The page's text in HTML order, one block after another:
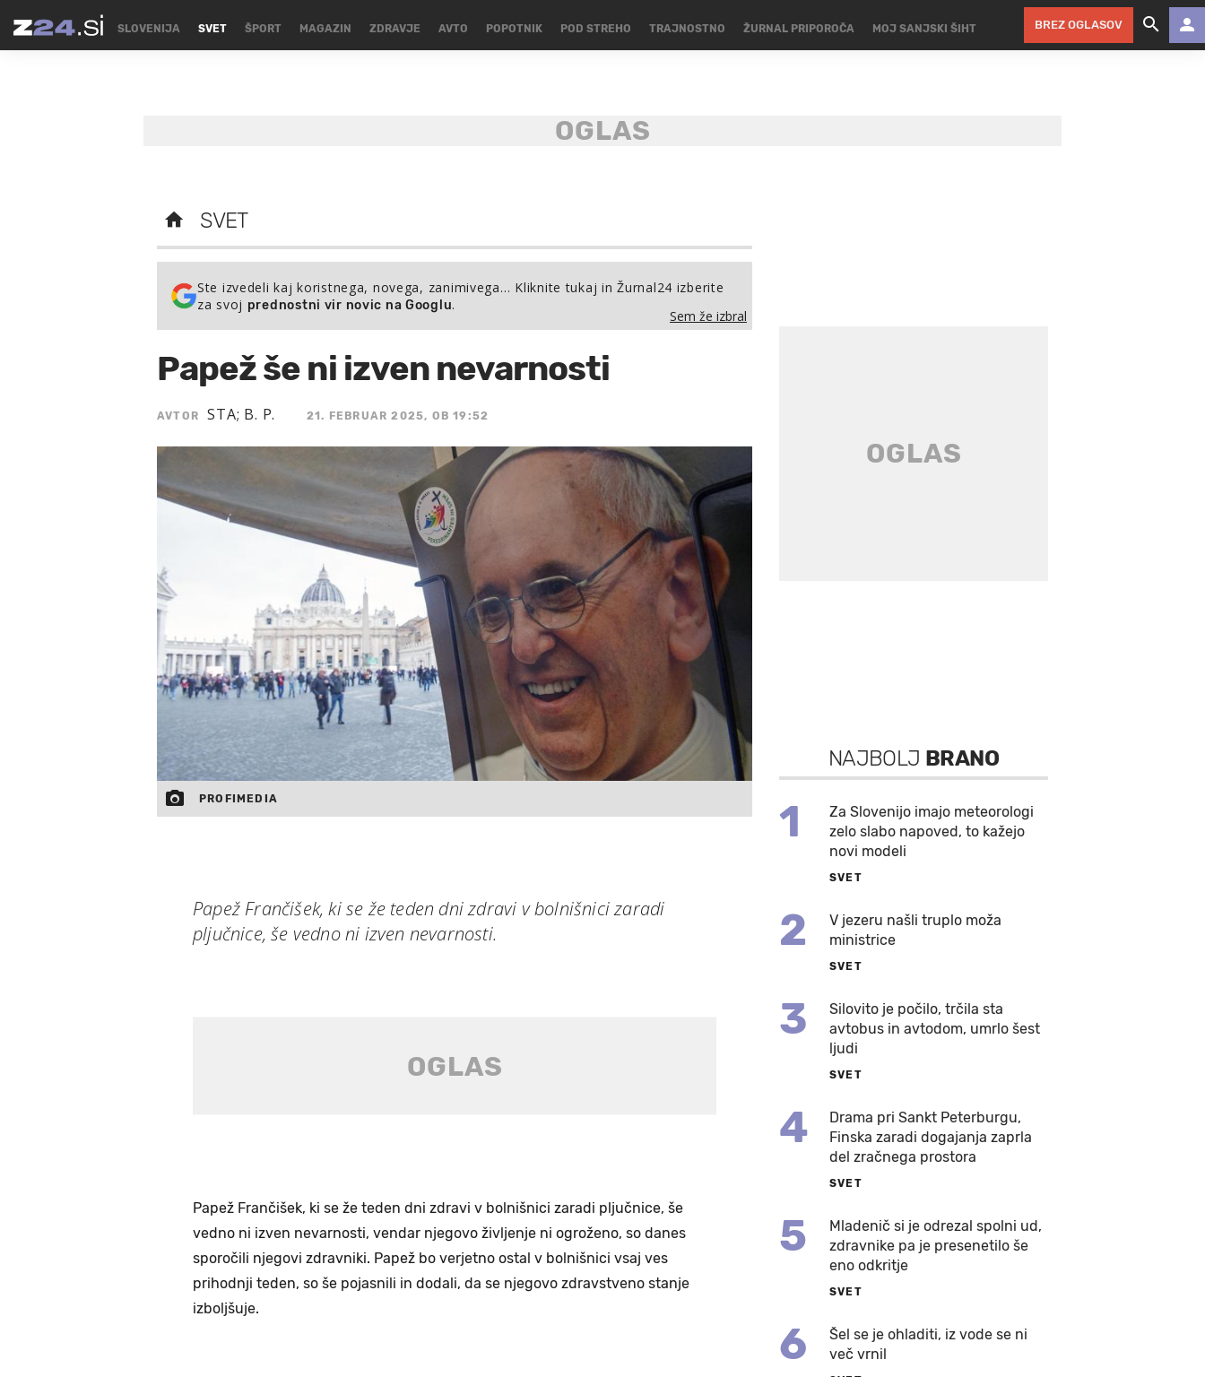
SLOVENIJA SVET ŠPORT MAGAZIN ZDRAVJE AVTO POPOTNIK POD STREHO TRAJNOSTNO ŽURNAL PRIPOROČA MOJ SANJSKI ŠIHT BREZ OGLASOV
SVET
Ste izvedeli kaj koristnega, novega, zanimivega… Kliknite tukaj in Žurnal24 izberite
za svoj prednostni vir novic na Googlu.
Sem že izbral
Papež še ni izven nevarnosti
AVTOR STA; B. P. 21. FEBRUAR 2025, OB 19:52
PROFIMEDIA
Papež Frančišek, ki se že teden dni zdravi v bolnišnici zaradi
pljučnice, še vedno ni izven nevarnosti.
Papež Frančišek, ki se že teden dni zdravi v bolnišnici zaradi pljučnice, še
vedno ni izven nevarnosti, vendar njegovo življenje ni ogroženo, so danes
sporočili njegovi zdravniki. Papež bo verjetno ostal v bolnišnici vsaj ves
prihodnji teden, so še pojasnili in dodali, da se njegovo zdravstveno stanje
izboljšuje.
NAJBOLJ BRANO
1
Za Slovenijo imajo meteorologi
zelo slabo napoved, to kažejo
novi modeli
SVET
2
V jezeru našli truplo moža
ministrice
SVET
3
Silovito je počilo, trčila sta
avtobus in avtodom, umrlo šest
ljudi
SVET
4
Drama pri Sankt Peterburgu,
Finska zaradi dogajanja zaprla
del zračnega prostora
SVET
5
Mladenič si je odrezal spolni ud,
zdravnike pa je presenetilo še
eno odkritje
SVET
6
Šel se je ohladiti, iz vode se ni
več vrnil